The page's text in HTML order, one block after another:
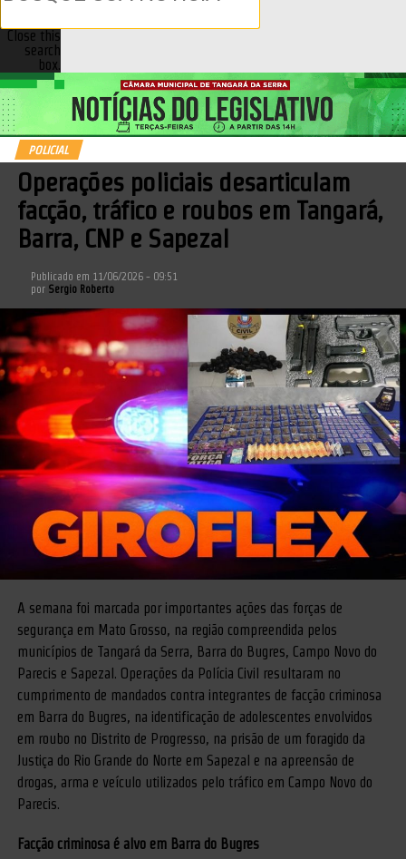
Close this
search
box.
POLICIAL
Operações policiais desarticulam
facção, tráfico e roubos em Tangará,
Barra, CNP e Sapezal
Publicado em 11/06/2026 - 09:51
por Sergio Roberto
A semana foi marcada por importantes ações das forças de
segurança em Mato Grosso, na região compreendida pelos
municípios de Tangará da Serra, Barra do Bugres, Campo Novo do
Parecis e Sapezal. Operações da Polícia Civil resultaram no
cumprimento de mandados contra integrantes de facção criminosa
em Barra do Bugres, na identificação de adolescentes envolvidos
em roubo no Distrito de Progresso, na prisão de um foragido da
Justiça do Rio Grande do Norte em Sapezal e na apreensão de
drogas, arma e veículo utilizados pelo tráfico em Campo Novo do
Parecis.
Facção criminosa é alvo em Barra do Bugres